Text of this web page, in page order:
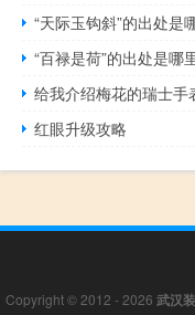
“天际玉钩斜”的出处是
“百禄是荷”的出处是哪
给我介绍梅花的瑞士手
红眼升级攻略
Copyright © 2012 - 2026 武汉